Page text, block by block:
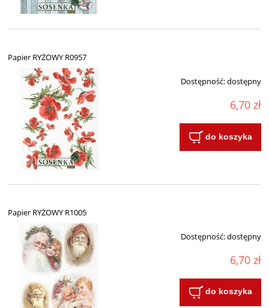
Papier RYŻOWY R0957
Dostępność:dostępny
6,70 zł
do koszyka
Papier RYŻOWY R1005
Dostępność:dostępny
6,70 zł
do koszyka